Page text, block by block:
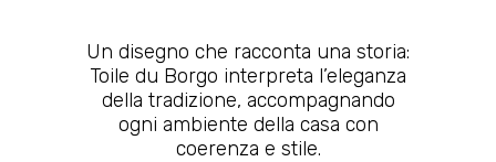
Un disegno che racconta una storia:
Toile du Borgo interpreta l’eleganza
della tradizione, accompagnando
ogni ambiente della casa con
coerenza e stile.